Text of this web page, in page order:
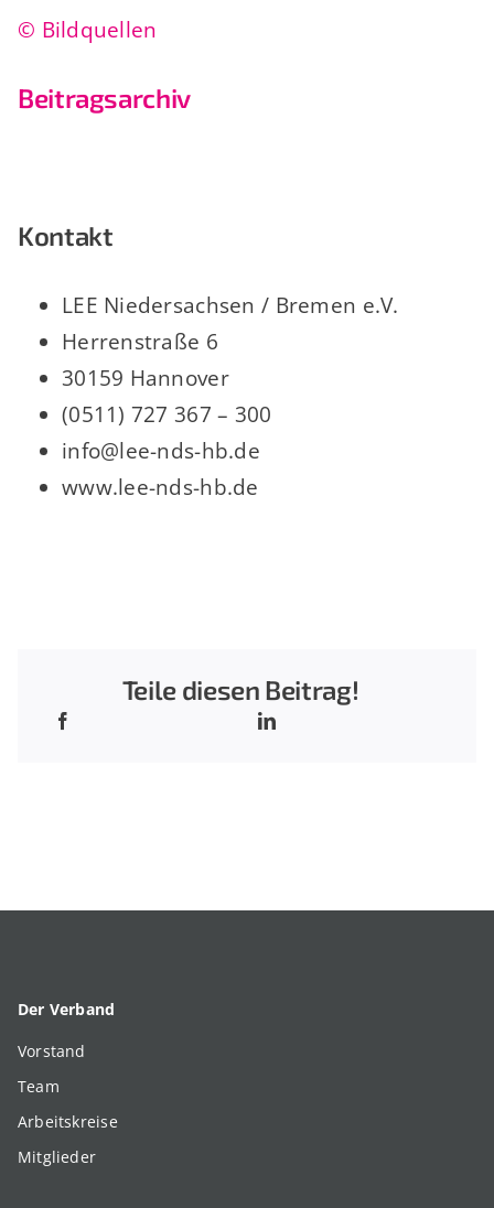
© Bildquellen
Beitragsarchiv
Kontakt
LEE Niedersachsen / Bremen e.V.
Herrenstraße 6
30159 Hannover
(0511) 727 367 – 300
info@lee-nds-hb.de
www.lee-nds-hb.de
Teile diesen Beitrag!
Der Verband
Vorstand
Team
Arbeitskreise
Mitglieder